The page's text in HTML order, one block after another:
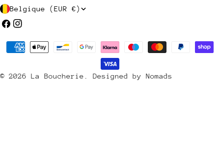
P
a
/
Belgique (EUR €)
Facebook
Instagram
© 2026 La Boucherie Designed by Nomads
Méthodes
payement